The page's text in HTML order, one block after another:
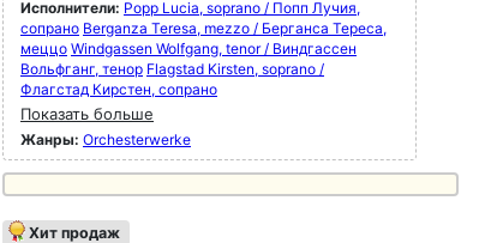
Исполнители: Popp Lucia, soprano / Попп Лучия,
сопрано Berganza Teresa, mezzo / Берганса Тереса,
меццо Windgassen Wolfgang, tenor / Виндгассен
Вольфганг, тенор Flagstad Kirsten, soprano /
Флагстад Кирстен, сопрано
Показать больше
Жанры: Orchesterwerke
Хит продаж